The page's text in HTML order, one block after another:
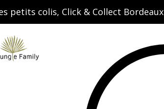
petits colis, Click & Collect Bordeaux